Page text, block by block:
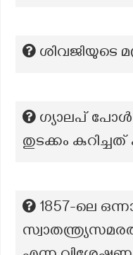
ശിവജിയുടെ
ഗ്യാലപ്
തുടക്കം
1857-ലെ